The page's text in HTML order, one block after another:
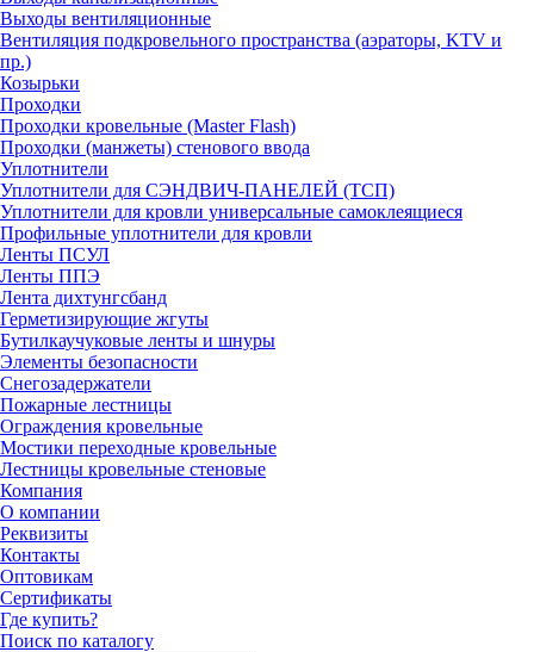
Выходы вентиляционные
Вентиляция подкровельного пространства (аэраторы, KTV и
пр.)
Козырьки
Проходки
Проходки кровельные (Master Flash)
Проходки (манжеты) стенового ввода
Уплотнители
Уплотнители для СЭНДВИЧ-ПАНЕЛЕЙ (ТСП)
Уплотнители для кровли универсальные самоклеящиеся
Профильные уплотнители для кровли
Ленты ПСУЛ
Ленты ППЭ
Лента дихтунгсбанд
Герметизирующие жгуты
Бутилкаучуковые ленты и шнуры
Элементы безопасности
Снегозадержатели
Пожарные лестницы
Ограждения кровельные
Мостики переходные кровельные
Лестницы кровельные стеновые
Компания
О компании
Реквизиты
Контакты
Оптовикам
Сертификаты
Где купить?
Поиск по каталогу